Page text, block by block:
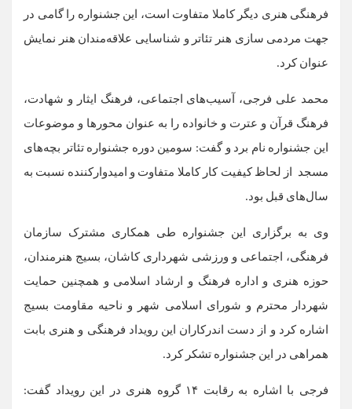
فرهنگی هنری دیگر کاملا متفاوت است، این جشنواره را گامی در
جهت مردمی سازی هنر تئاتر و شناسایی علاقه‌مندان هنر نمایش
عنوان کرد.
محمد علی فرجی، آسیب‌های اجتماعی، فرهنگ ایثار و شهادت،
فرهنگ قرآن و عترت و خانواده را به عنوان محورها و موضوعات
این جشنواره نام برد و گفت: سومین دوره جشنواره تئاتر بچه‌های
مسجد از لحاظ کیفیت کار کاملا متفاوت و امیدوارکننده نسبت به
سال‌های قبل بود.
وی به برگزاری این جشنواره طی همکاری مشترک سازمان
فرهنگی، اجتماعی و ورزشی شهرداری کاشان، بسیج هنرمندان،
حوزه هنری و اداره فرهنگ و ارشاد اسلامی و همچنین حمایت
شهردار محترم و شورای اسلامی شهر و ناحیه مقاومت بسیج
اشاره کرد و از دست اندرکاران این رویداد فرهنگی و هنری بابت
همراهی در این جشنواره تشکر کرد.
فرجی با اشاره به رقابت ۱۴ گروه هنری در این رویداد گفت: